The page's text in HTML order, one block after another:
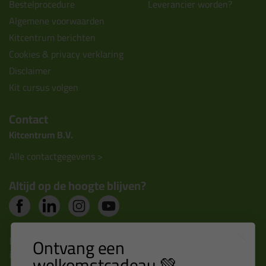
Bestelprocedure
Algemene voorwaarden
Kitcentrum berichten
Cookies & privacy verklaring
Disclaimer
Kit cursus volgen
Leverancier worden?
Contact
Kitcentrum B.V.
Alle contactgegevens >
Altijd op de hoogte blijven?
Nieuws, tips en exclusieve deals rechtstreeks in je
inbox Ontvang een